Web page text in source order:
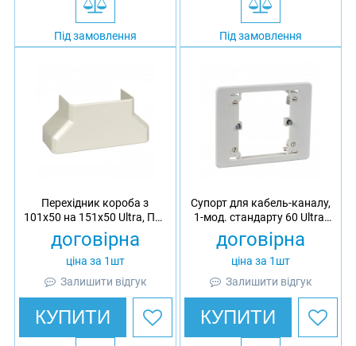
Під замовлення Під замовлення
Перехідник короба з
101х50 на 151х50 Ultra, ПК/
АБС
договірна
ціна за 1шт
Залишити відгук
КУПИТИ
Супорт для кабель-каналу,
1-мод. стандарту 60 Ultra,
АБС
договірна
ціна за 1шт
Залишити відгук
КУПИТИ